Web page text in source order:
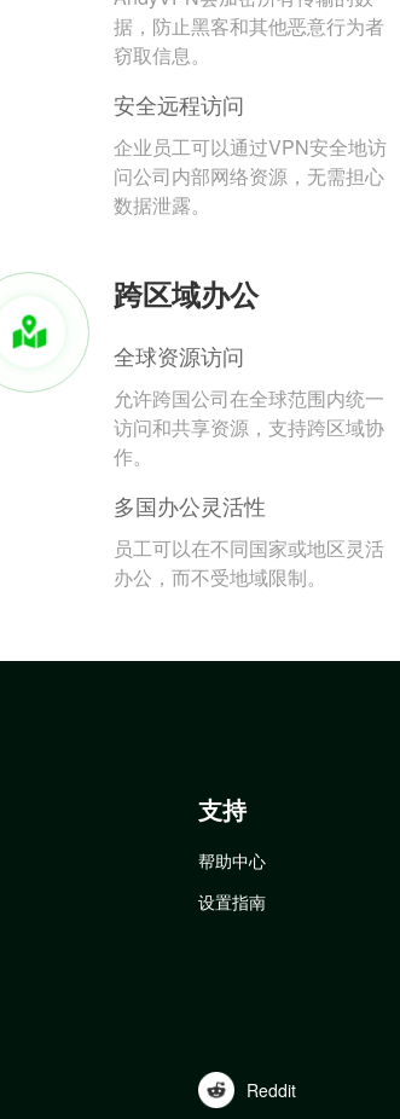
据，防止黑客和其他恶意行为者
窃取信息。
安全远程访问
企业员工可以通过VPN安全地访
问公司内部网络资源，无需担心
数据泄露。
跨区域办公
全球资源访问
允许跨国公司在全球范围内统一
访问和共享资源，支持跨区域协
作。
多国办公灵活性
员工可以在不同国家或地区灵活
办公，而不受地域限制。
支持
帮助中心
设置指南
Reddit